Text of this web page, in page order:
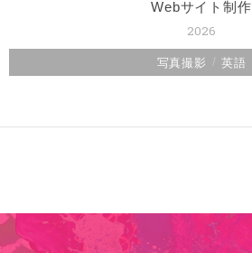
Webサイト制作
2026
写真撮影 英語